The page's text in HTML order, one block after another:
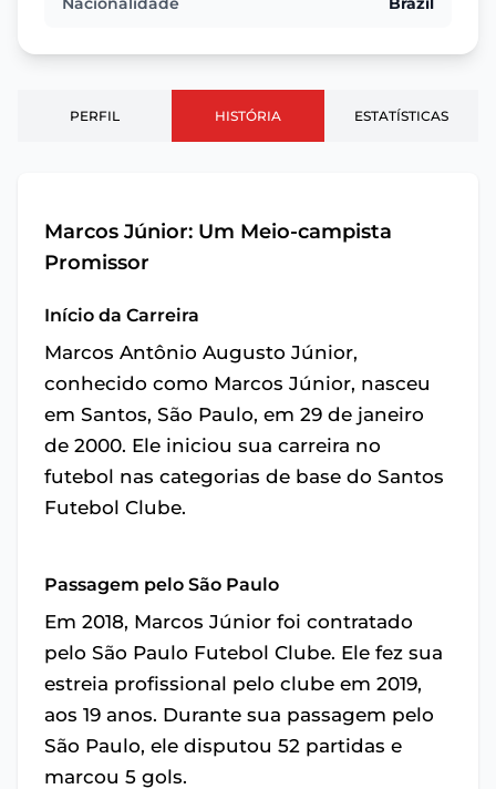
PERFIL HISTÓRIA ESTATÍSTICAS
Marcos Júnior: Um Meio-campista
Promissor
Início da Carreira
Marcos Antônio Augusto Júnior,
conhecido como Marcos Júnior, nasceu
em Santos, São Paulo, em 29 de janeiro
de 2000. Ele iniciou sua carreira no
futebol nas categorias de base do Santos
Futebol Clube.
Passagem pelo São Paulo
Em 2018, Marcos Júnior foi contratado
pelo São Paulo Futebol Clube. Ele fez sua
estreia profissional pelo clube em 2019,
aos 19 anos. Durante sua passagem pelo
São Paulo, ele disputou 52 partidas e
marcou 5 gols.